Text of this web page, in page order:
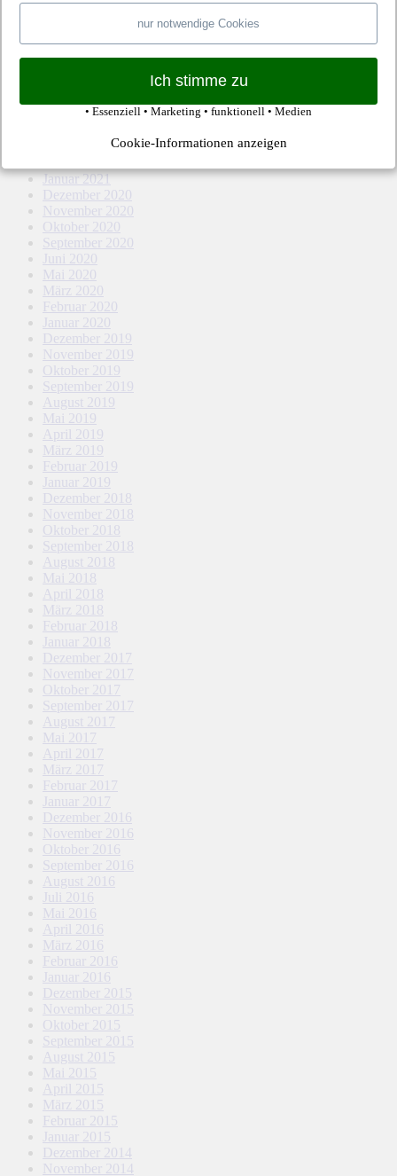
Mai 2021
Januar 2021
Dezember 2020
November 2020
Oktober 2020
September 2020
Juni 2020
Mai 2020
März 2020
Februar 2020
Januar 2020
Dezember 2019
November 2019
Oktober 2019
September 2019
August 2019
Mai 2019
April 2019
März 2019
Februar 2019
Januar 2019
Dezember 2018
November 2018
Oktober 2018
September 2018
August 2018
Mai 2018
April 2018
März 2018
Februar 2018
Januar 2018
Dezember 2017
November 2017
Oktober 2017
September 2017
August 2017
Mai 2017
April 2017
März 2017
Februar 2017
Januar 2017
Dezember 2016
November 2016
Oktober 2016
September 2016
August 2016
Juli 2016
Mai 2016
April 2016
März 2016
Februar 2016
Januar 2016
Dezember 2015
November 2015
Oktober 2015
September 2015
August 2015
Mai 2015
April 2015
März 2015
Februar 2015
Januar 2015
Dezember 2014
November 2014
nur notwendige Cookies
Ich stimme zu
• Essenziell • Marketing • funktionell • Medien
Cookie-Informationen anzeigen